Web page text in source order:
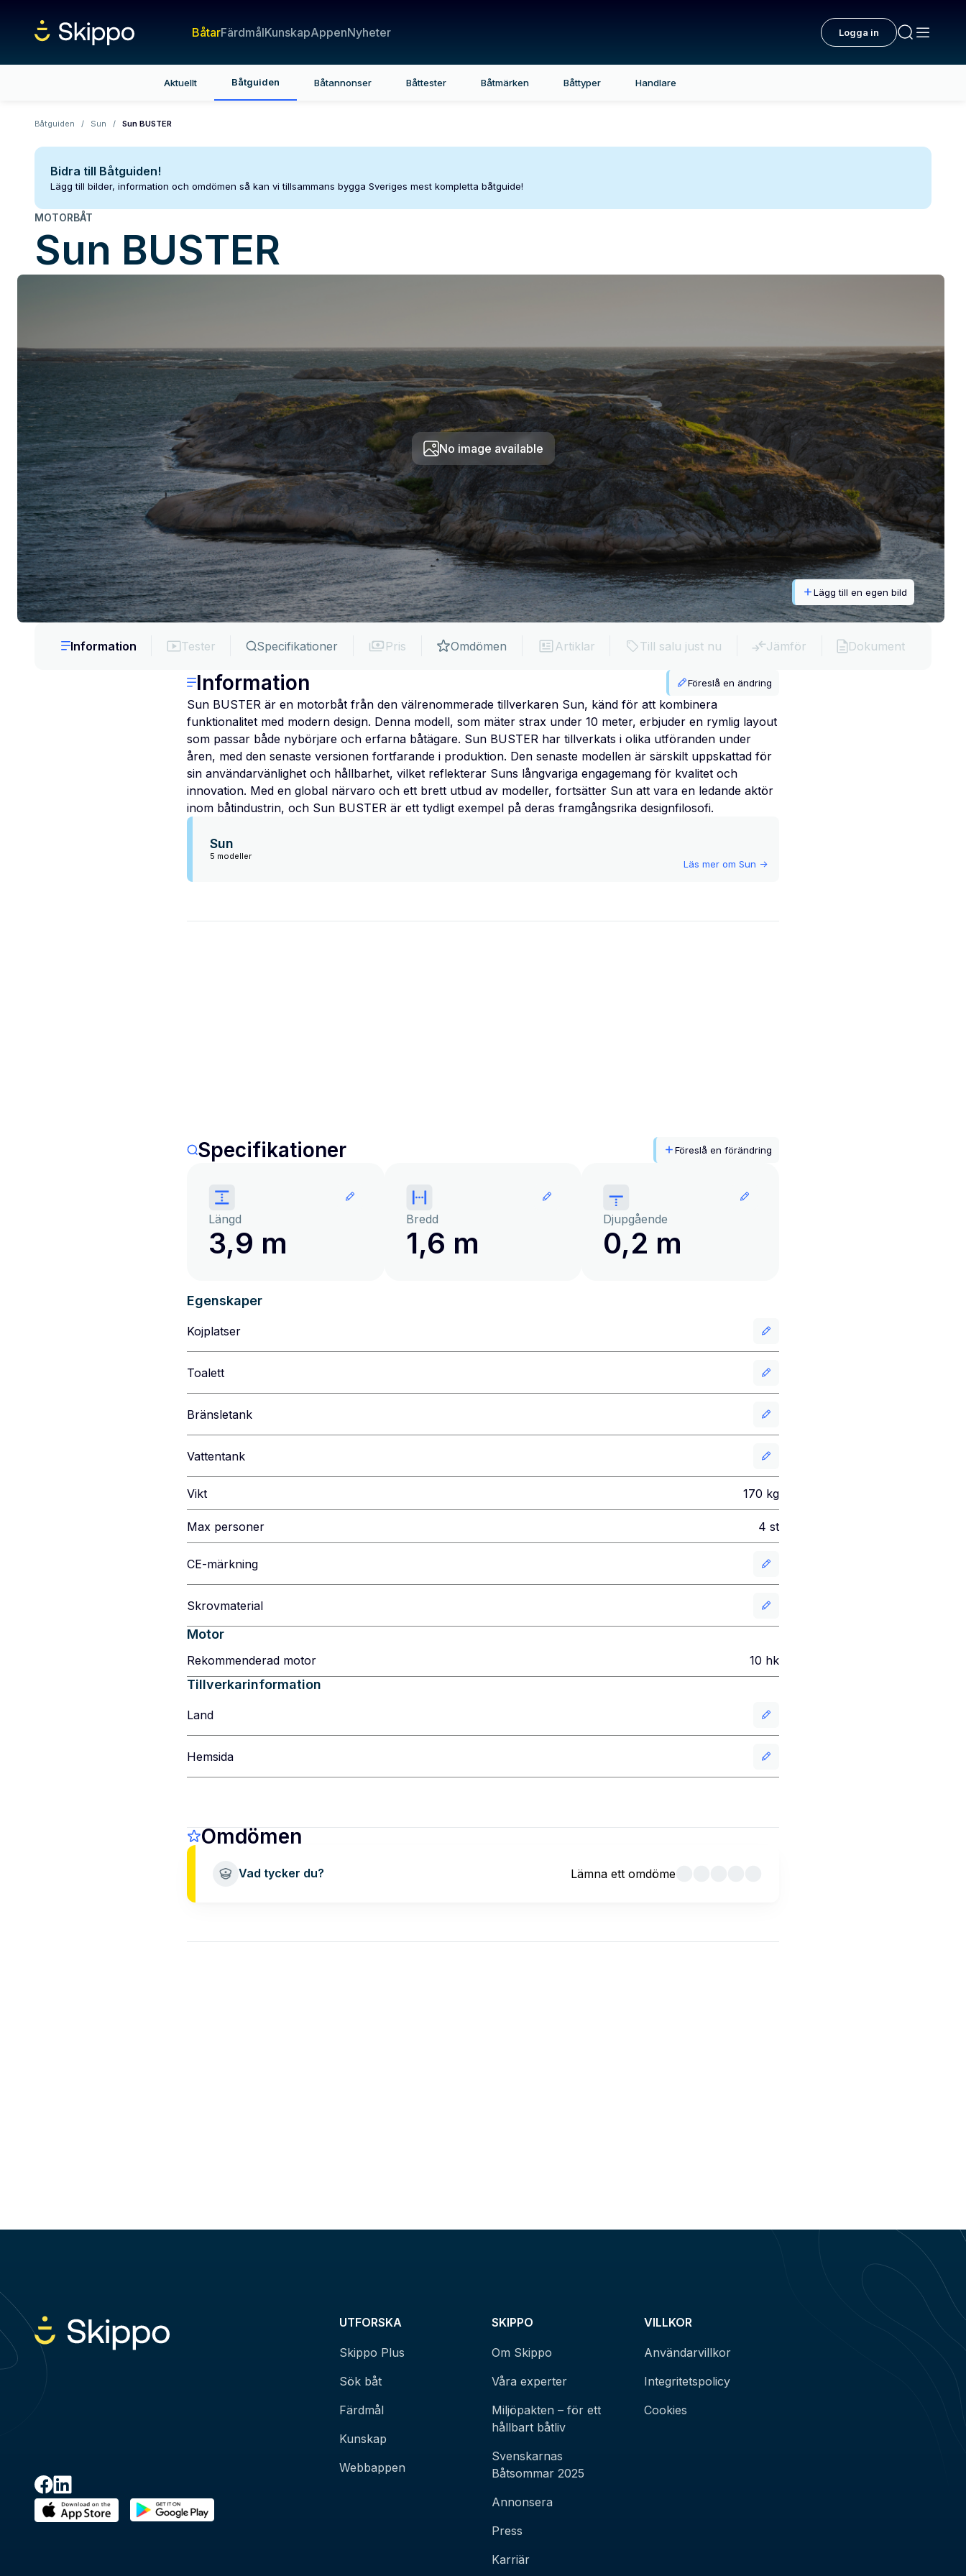
BåtarFärdmålKunskapAppenNyheter Logga in
Aktuellt Båtguiden Båtannonser Båttester Båtmärken Båttyper Handlare
Båtguiden / Sun / Sun BUSTER
Bidra till Båtguiden!
Lägg till bilder, information och omdömen så kan vi tillsammans bygga Sveriges mest kompletta båtguide!
MOTORBÅT
Sun BUSTER
No image available
Lägg till en egen bild
Information Tester Specifikationer Pris Omdömen Artiklar Till salu just nu Jämför Dokument
Information Föreslå en ändring
Sun BUSTER är en motorbåt från den välrenommerade tillverkaren Sun, känd för att kombinera
funktionalitet med modern design. Denna modell, som mäter strax under 10 meter, erbjuder en rymlig layout
som passar både nybörjare och erfarna båtägare. Sun BUSTER har tillverkats i olika utföranden under
åren, med den senaste versionen fortfarande i produktion. Den senaste modellen är särskilt uppskattad för
sin användarvänlighet och hållbarhet, vilket reflekterar Suns långvariga engagemang för kvalitet och
innovation. Med en global närvaro och ett brett utbud av modeller, fortsätter Sun att vara en ledande aktör
inom båtindustrin, och Sun BUSTER är ett tydligt exempel på deras framgångsrika designfilosofi.
Sun
5 modeller
Läs mer om Sun ->
Specifikationer Föreslå en förändring
Längd
3,9 m
Bredd
1,6 m
Djupgående
0,2 m
Egenskaper
Kojplatser
Toalett
Bränsletank
Vattentank
Vikt 170 kg
Max personer 4 st
CE-märkning
Skrovmaterial
Motor
Rekommenderad motor 10 hk
Tillverkarinformation
Land
Hemsida
Omdömen
Vad tycker du? Lämna ett omdöme
UTFORSKA
Skippo Plus
Sök båt
Färdmål
Kunskap
Webbappen
SKIPPO
Om Skippo
Våra experter
Miljöpakten – för ett
hållbart båtliv
Svenskarnas
Båtsommar 2025
Annonsera
Press
Karriär
VILLKOR
Användarvillkor
Integritetspolicy
Cookies